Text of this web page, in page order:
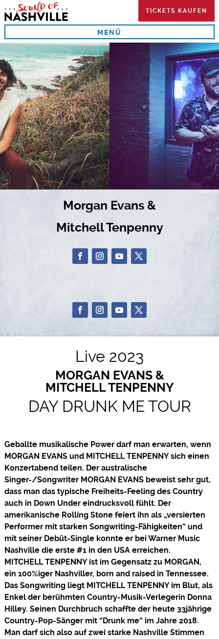
to
content
MENÜ
TICKETS KAUFEN
Morgan Evans &
Mitchell Tenpenny
Live 2023
MORGAN EVANS &
MITCHELL TENPENNY
DAY DRUNK ME TOUR
Geballte musikalische Power darf man erwarten, wenn
MORGAN EVANS und MITCHELL TENPENNY sich einen
Konzertabend teilen. Der australische
Singer-/Songwriter MORGAN EVANS beweist sehr gut,
dass man das typische Freiheits-Feeling des Country
auch in Down Under eindrucksvoll fühlt. Der
amerikanische Rolling Stone feiert ihn als „versierten
Performer mit starken Songwriting-Fähigkeiten“ und
mit seiner Debüt-Single konnte er bei Warner Music
Nashville die erste #1 in den USA erreichen.
MITCHELL TENPENNY ist im Gegensatz zu MORGAN,
ein 100%iger Nashviller, born and raised in Tennessee.
Das Songwriting liegt MITCHELL TENPENNY im Blut, als
Enkel der berühmten Country-Musik-Verlegerin Donna
Hilley. Seinen Durchbruch schaffte der heute 33jährige
Country-Pop-Sänger mit “Drunk me“ im Jahre 2018.
Man darf sich also auf zwei starke Nashville Stimmen